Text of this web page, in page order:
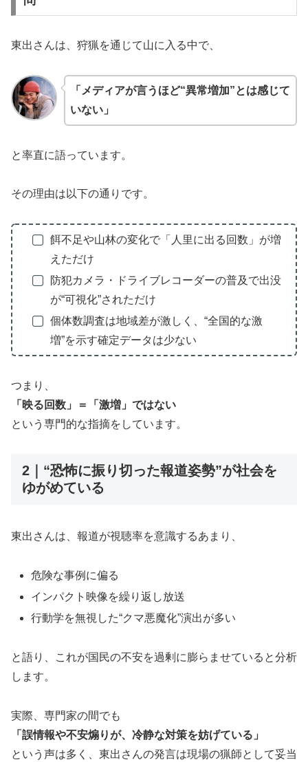
東出さんは、狩猟を通じて山に入る中で、
「メディアが言うほど“異常増加”とは感じて
いない」
と率直に語っています。
その理由は以下の通りです。
餌不足や山林の変化で「人里に出る回数」が増
えただけ
防犯カメラ・ドライブレコーダーの普及で出没
が“可視化”されただけ
個体数調査は地域差が激しく、“全国的な激
増”を示す確定データは少ない
つまり、
「映る回数」＝「激増」ではない
という専門的な指摘をしています。
2｜“恐怖に振り切った報道姿勢”が社会を
ゆがめている
東出さんは、報道が視聴率を意識するあまり、
危険な事例に偏る
インパクト映像を繰り返し放送
行動学を無視した“クマ悪魔化”演出が多い
と語り、これが国民の不安を過剰に膨らませていると分析
します。
実際、専門家の間でも
「誤情報や不安煽りが、冷静な対策を妨げている」
という声は多く、東出さんの発言は現場の猟師として妥当